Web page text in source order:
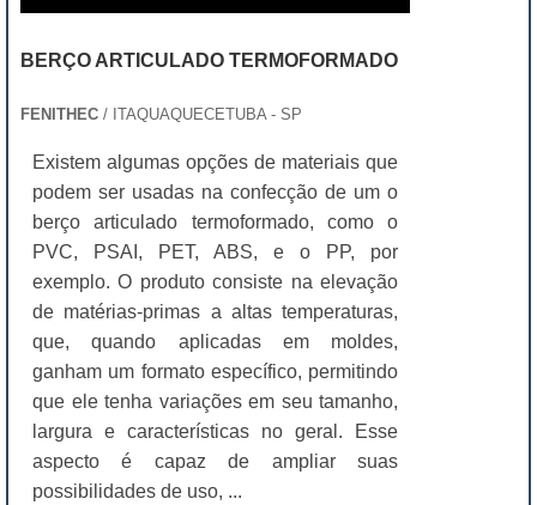
BERÇO ARTICULADO TERMOFORMADO
FENITHEC / ITAQUAQUECETUBA - SP
Existem algumas opções de materiais que
podem ser usadas na confecção de um o
berço articulado termoformado, como o
PVC, PSAI, PET, ABS, e o PP, por
exemplo. O produto consiste na elevação
de matérias-primas a altas temperaturas,
que, quando aplicadas em moldes,
ganham um formato específico, permitindo
que ele tenha variações em seu tamanho,
largura e características no geral. Esse
aspecto é capaz de ampliar suas
possibilidades de uso, ...